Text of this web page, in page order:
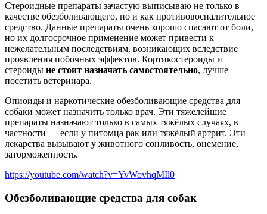
Стероидные препараты зачастую выписываю не только в
качестве обезболивающего, но и как противовоспалительное
средство. Данные препараты очень хорошо спасают от боли,
но их долгосрочное применение может привести к
нежелательным последствиям, возникающих вследствие
проявления побочных эффектов. Кортикостероиды и
стероиды не стоит назначать самостоятельно, лучше
посетить ветеринара.
Опиоиды и наркотические обезболивающие средства для
собаки может назначить только врач. Эти тяжелейшие
препараты назначают только в самых тяжёлых случаях, в
частности — если у питомца рак или тяжёлый артрит. Эти
лекарства вызывают у животного сонливость, онемение,
заторможенность.
https://youtube.com/watch?v=YvWovhqMIl0
Обезболивающие средства для собак